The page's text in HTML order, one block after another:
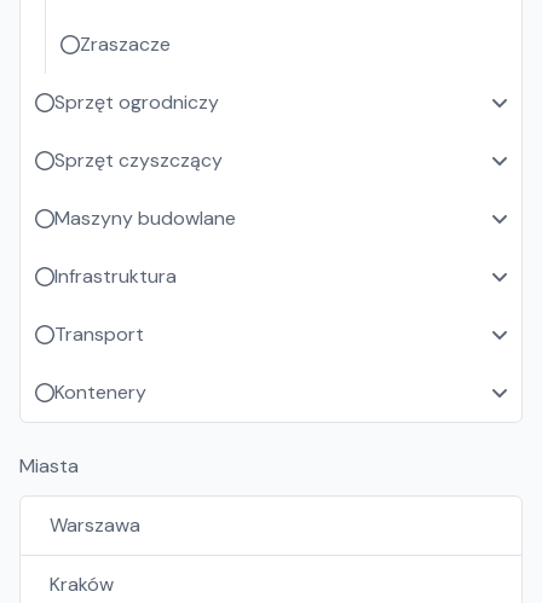
Zraszacze
Sprzęt ogrodniczy
Sprzęt czyszczący
Maszyny budowlane
Infrastruktura
Transport
Kontenery
Miasta
Warszawa
Kraków